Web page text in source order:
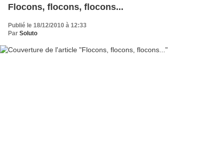
Flocons, flocons, flocons...
Publié le 18/12/2010 à 12:33
Par Soluto